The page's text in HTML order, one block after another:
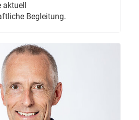
Begleitung.